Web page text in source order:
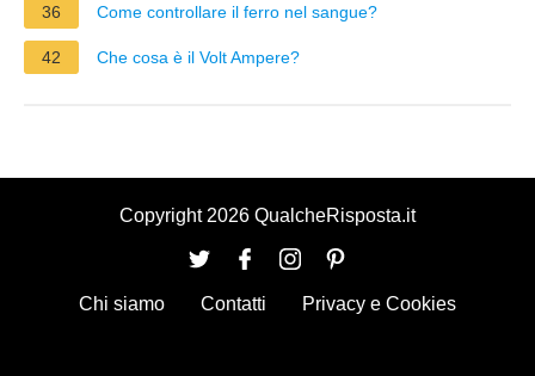
36 Come controllare il ferro nel sangue?
42 Che cosa è il Volt Ampere?
Copyright 2026 QualcheRisposta.it
Chi siamo Contatti Privacy e Cookies